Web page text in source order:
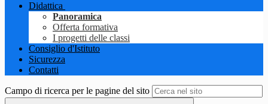
Didattica
Panoramica
Offerta formativa
I progetti delle classi
Consiglio d'Istituto
Sicurezza
Contatti
Campo di ricerca per le pagine del sito